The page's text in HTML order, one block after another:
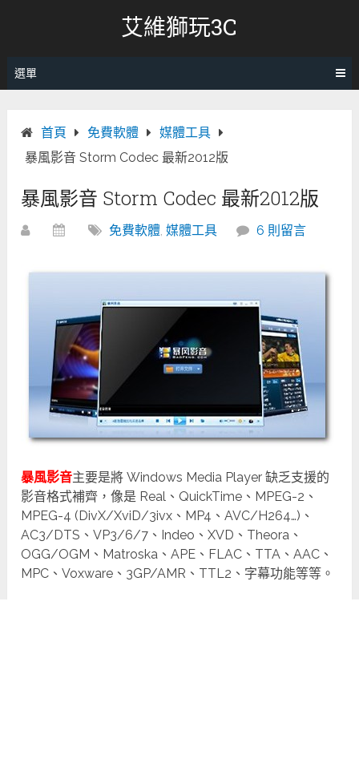
艾維獅玩3C
選單
首頁 免費軟體
媒體工具
暴風影音 Storm Codec 最新2012版
暴風影音 Storm Codec 最新2012版
免費軟體,媒體工具 6 則留言
暴風影音主要是將 Windows Media Player 缺乏支援的
影音格式補齊，像是 Real、QuickTime、MPEG-2、
MPEG-4 (DivX/XviD/3ivx、MP4、AVC/H264…)、
AC3/DTS、VP3/6/7、Indeo、XVD、Theora、
OGG/OGM、Matroska、APE、FLAC、TTA、AAC、
MPC、Voxware、3GP/AMR、TTL2、字幕功能等等。